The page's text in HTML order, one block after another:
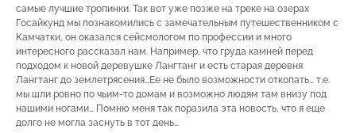
самые лучшие тропинки. Так вот уже позже на треке на озерах
Госайкунд мы познакомились с замечательным путешественником с
Камчатки, он оказался сейсмологом по профессии и много
интересного рассказал нам. Например, что груда камней перед
подходом к новой деревушке Лангтанг и есть старая деревня
Лангтанг до землетрясения…Ее не было возможности откопать… т.е.
мы шли ровно по чьим-то домам и возможно людям там внизу под
нашими ногами… Помню меня так поразила эта новость, что я еще
долго не могла заснуть в тот день…